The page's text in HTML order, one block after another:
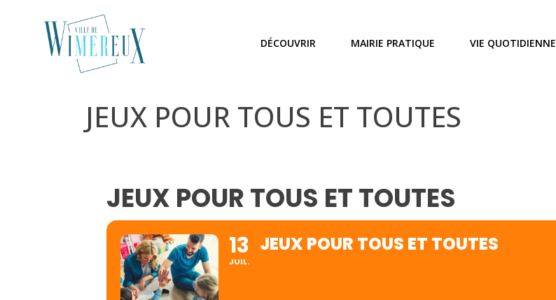
DÉCOUVRIR MAIRIE PRATIQUE VIE QUOTIDIENNE
JEUX POUR TOUS ET TOUTES
JEUX POUR TOUS ET TOUTES
13
JUIL.
JEUX POUR TOUS ET TOUTES